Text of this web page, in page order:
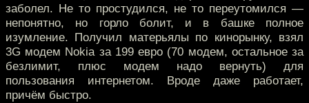
заболел. Не то простудился, не то переутомился —
непонятно, но горло болит, и в башке полное
изумление. Получил матерьялы по кинорынку, взял
3G модем Nokia за 199 евро (70 модем, остальное за
безлимит, плюс модем надо вернуть) для
пользования интернетом. Вроде даже работает,
причём быстро.